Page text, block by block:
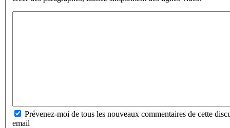
Prévenez-moi de tous les nouveaux commentaires de cette
email